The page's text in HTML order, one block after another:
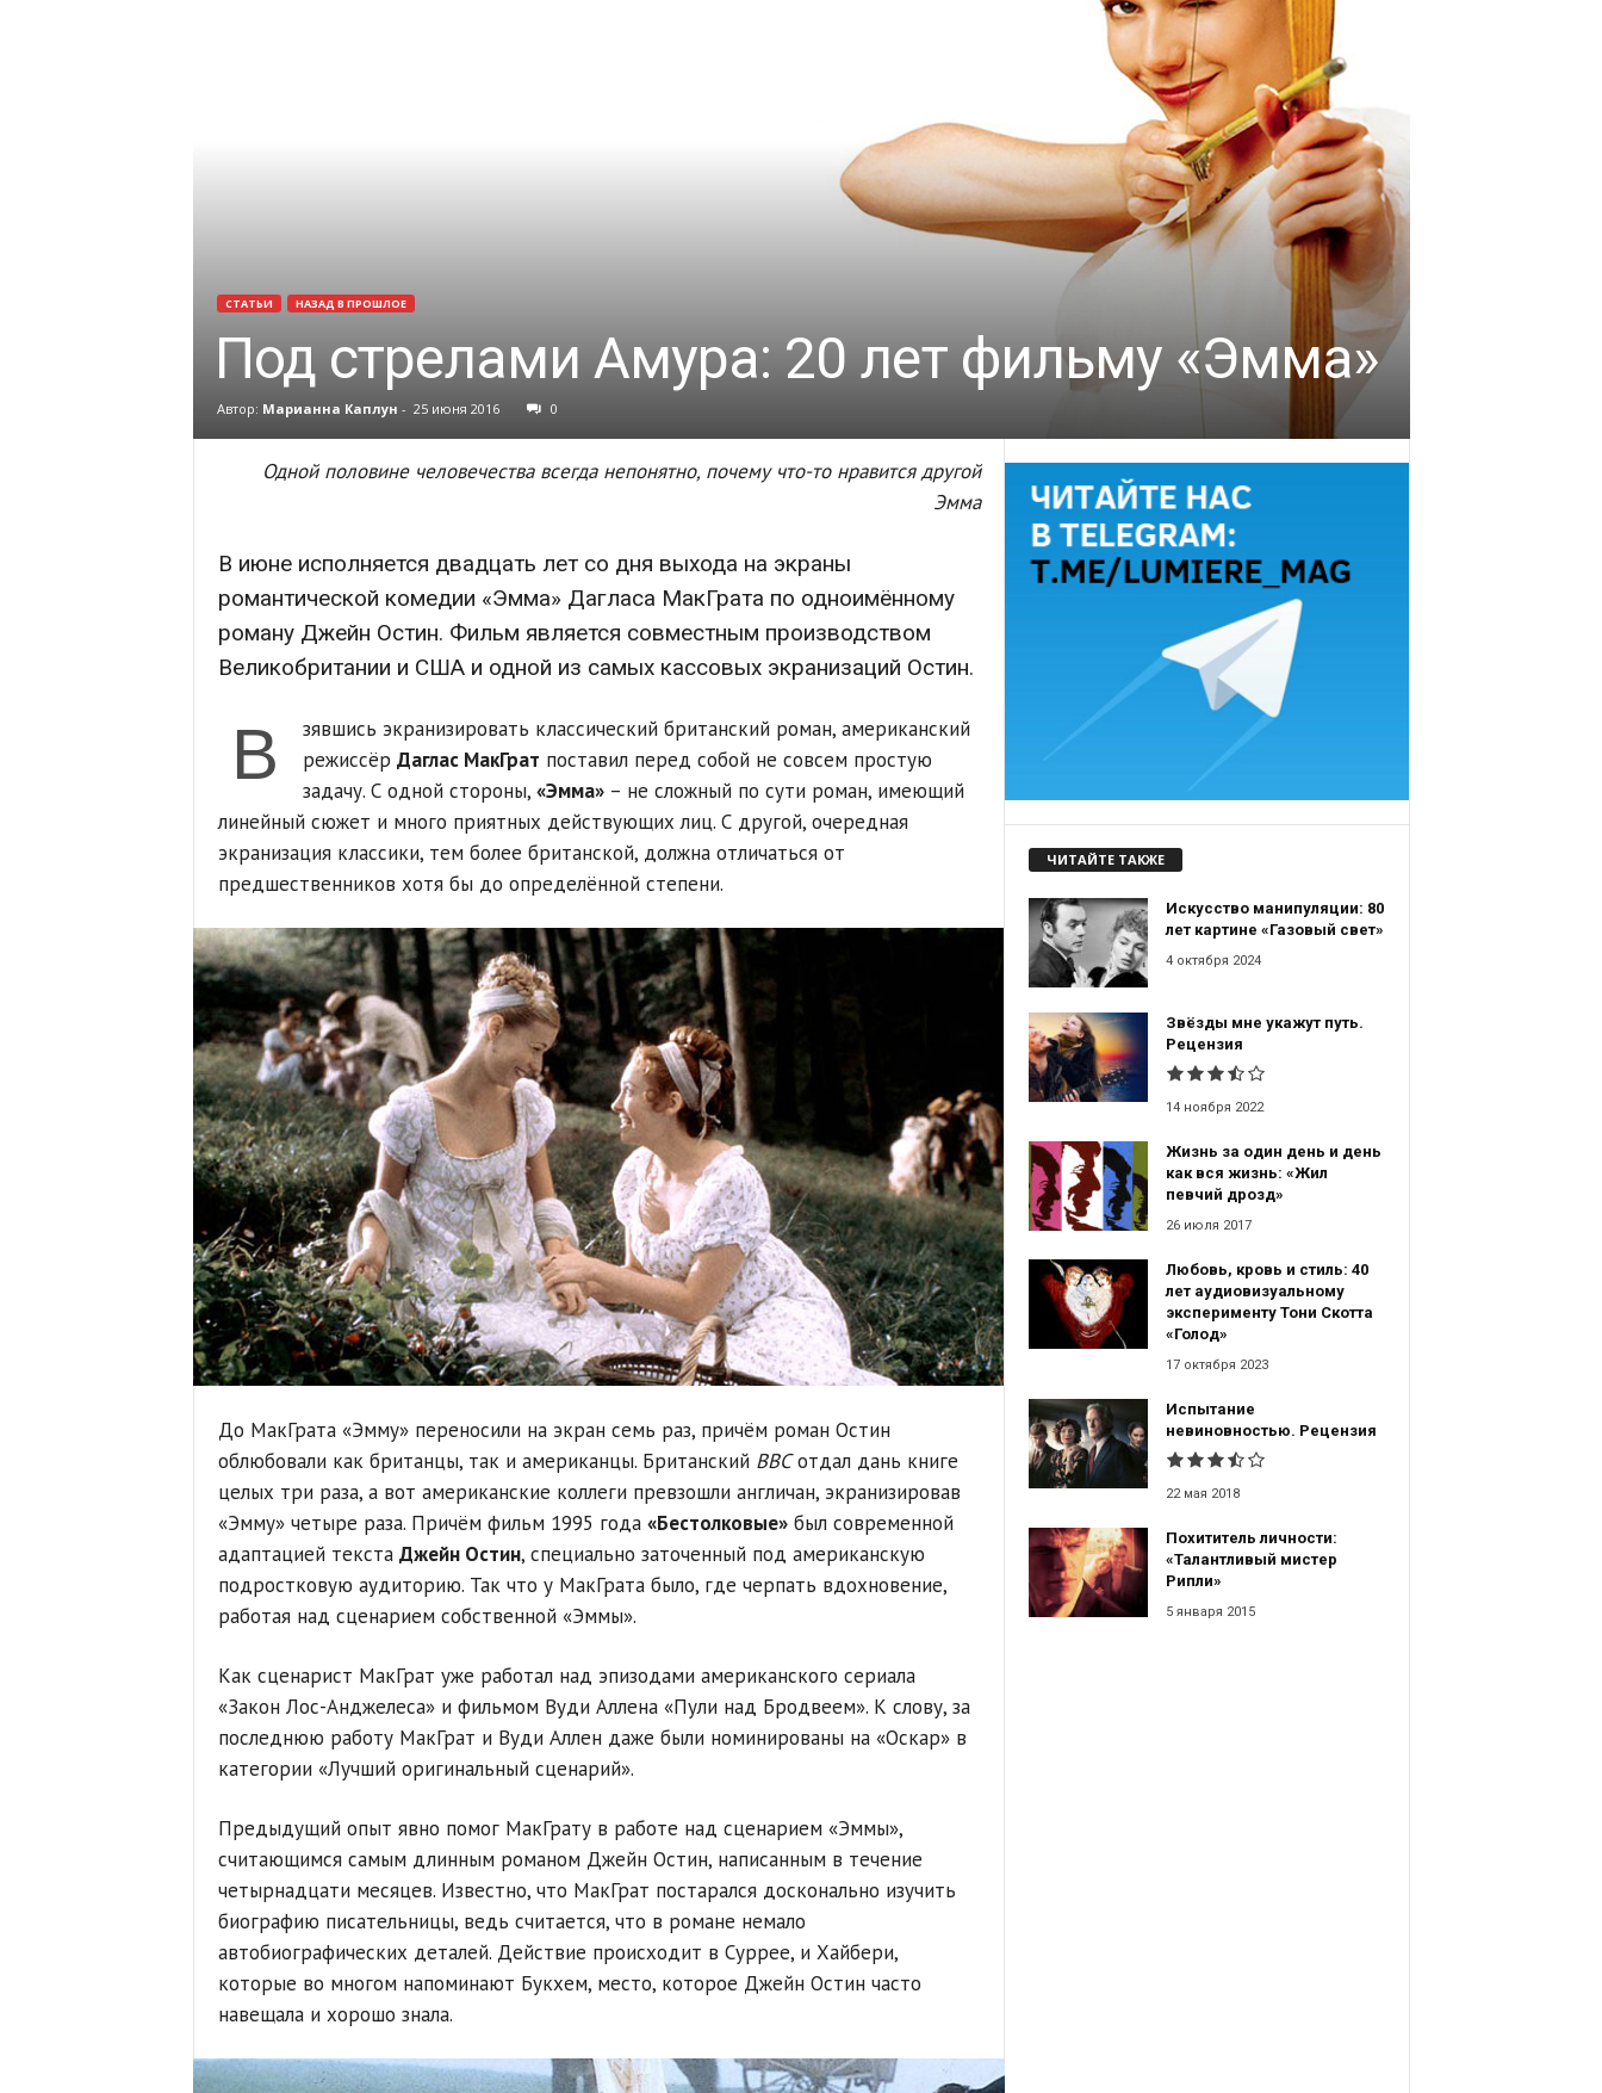
СТАТЬИ НАЗАД В ПРОШЛОЕ
Под стрелами Амура: 20 лет фильму «Эмма»
Автор: Марианна Каплун - 25 июня 2016 0
Одной половине человечества всегда непонятно, почему что-то нравится другой
Эмма
В июне исполняется двадцать лет со дня выхода на экраны
романтической комедии «Эмма» Дагласа МакГрата по одноимённому
роману Джейн Остин. Фильм является совместным производством
Великобритании и США и одной из самых кассовых экранизаций Остин.
В
зявшись экранизировать классический британский роман, американский
режиссёр Даглас МакГрат поставил перед собой не совсем простую
задачу. С одной стороны, «Эмма»– не сложный по сути роман, имеющий
линейный сюжет и много приятных действующих лиц. С другой, очередная
экранизация классики, тем более британской, должна отличаться от
предшественников хотя бы до определённой степени.
До МакГрата «Эмму» переносили на экран семь раз, причём роман Остин
облюбовали как британцы, так и американцы. Британский BBCотдал дань книге
целых три раза, а вот американские коллеги превзошли англичан, экранизировав
«Эмму» четыре раза. Причём фильм 1995 года «Бестолковые»был современной
адаптацией текста Джейн Остин, специально заточенный под американскую
подростковую аудиторию. Так что у МакГрата было, где черпать вдохновение,
работая над сценарием собственной «Эммы».
Как сценарист МакГрат уже работал над эпизодами американского сериала
«Закон Лос-Анджелеса» и фильмом Вуди Аллена «Пули над Бродвеем». К слову, за
последнюю работу МакГрат и Вуди Аллен даже были номинированы на «Оскар» в
категории «Лучший оригинальный сценарий».
Предыдущий опыт явно помог МакГрату в работе над сценарием «Эммы»,
считающимся самым длинным романом Джейн Остин, написанным в течение
четырнадцати месяцев. Известно, что МакГрат постарался досконально изучить
биографию писательницы, ведь считается, что в романе немало
автобиографических деталей. Действие происходит в Суррее, и Хайбери,
которые во многом напоминают Букхем, место, которое Джейн Остин часто
навещала и хорошо знала.
ЧИТАЙТЕ ТАКЖЕ
Искусство манипуляции: 80
лет картине «Газовый свет»
4 октября 2024
Звёзды мне укажут путь.
Рецензия
14 ноября 2022
Жизнь за один день и день
как вся жизнь: «Жил
певчий дрозд»
26 июля 2017
Любовь, кровь и стиль: 40
лет аудиовизуальному
эксперименту Тони Скотта
«Голод»
17 октября 2023
Испытание
невиновностью. Рецензия
22 мая 2018
Похититель личности:
«Талантливый мистер
Рипли»
5 января 2015